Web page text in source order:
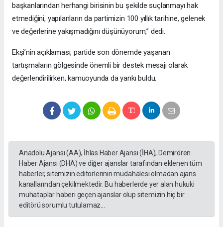
başkanlarından herhangi birisinin bu şekilde suçlanmayı hak
etmediğini, yapılanların da partimizin 100 yıllık tarihine, gelenek
ve değerlerine yakışmadığını düşünüyorum,” dedi.
Ekşi’nin açıklaması, partide son dönemde yaşanan
tartışmaların gölgesinde önemli bir destek mesajı olarak
değerlendirilirken, kamuoyunda da yankı buldu.
Anadolu Ajansı (AA), İhlas Haber Ajansı (İHA), Demirören
Haber Ajansı (DHA) ve diğer ajanslar tarafından eklenen tüm
haberler, sitemizin editörlerinin müdahalesi olmadan ajans
kanallarından çekilmektedir. Bu haberlerde yer alan hukuki
muhataplar haberi geçen ajanslar olup sitemizin hiç bir
editörü sorumlu tutulamaz...